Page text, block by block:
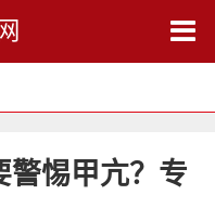
警惕甲亢？专